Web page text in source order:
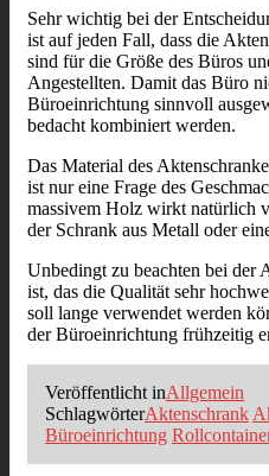
Sehr wichtig bei der
ist auf jeden Fall, dass die
sind für die Größe des Büros
Angestellten. Damit das Büro
Büroeinrichtung sinnvoll
bedacht kombiniert werden.
Das Material des
ist nur eine Frage des
massivem Holz wirkt natürlich
der Schrank aus Metall oder
Unbedingt zu beachten bei der
ist, das die Qualität sehr
soll lange verwendet werden
der Büroeinrichtung frühzeitig
Veröffentlicht inAllgemein
SchlagwörterAktenschrank
Büroeinrichtung